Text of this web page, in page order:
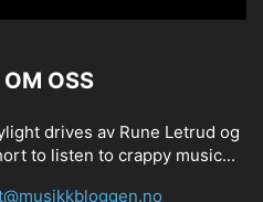
OM OSS
drives av Rune Letrud og
to listen to crappy music...